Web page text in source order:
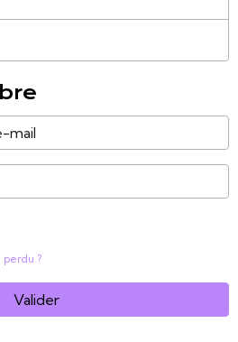
perdu ?
Valider